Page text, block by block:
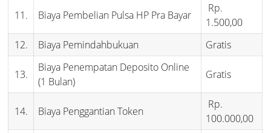
11. Biaya Pembelian Pulsa HP Pra Bayar
Rp.
1.500,00
12.
Biaya Pemindahbukuan Gratis
13.
Biaya Penempatan Deposito Online
(1 Bulan)
Gratis
14. Biaya Penggantian Token
Rp.
100.000,00